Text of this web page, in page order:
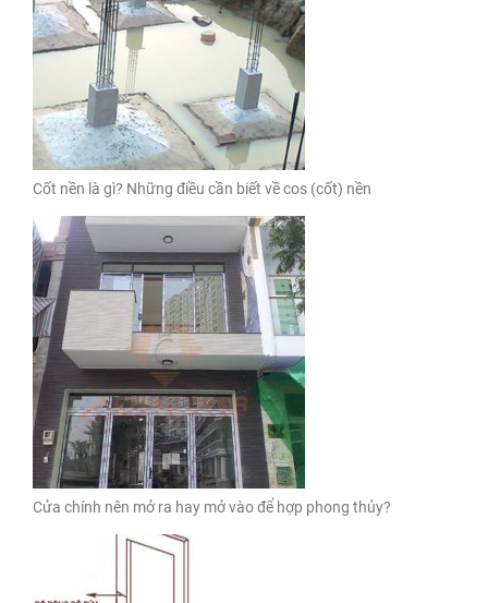
Cốt nền là gì? Những điều cần biết về cos (cốt) nền
Cửa chính nên mở ra hay mở vào để hợp phong thủy?